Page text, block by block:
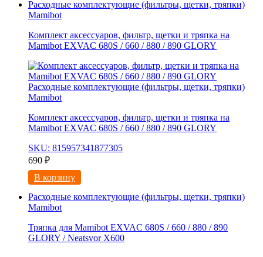
Расходные комплектующие (фильтры, щетки, тряпки)
Mamibot
Комплект аксессуаров, фильтр, щетки и тряпка на
Mamibot EXVAC 680S / 660 / 880 / 890 GLORY
Расходные комплектующие (фильтры, щетки, тряпки)
Mamibot
Комплект аксессуаров, фильтр, щетки и тряпка на
Mamibot EXVAC 680S / 660 / 880 / 890 GLORY
SKU: 815957341877305
690 ₽
В корзину
Расходные комплектующие (фильтры, щетки, тряпки)
Mamibot
Тряпка для Mamibot EXVAC 680S / 660 / 880 / 890
GLORY / Neatsvor X600